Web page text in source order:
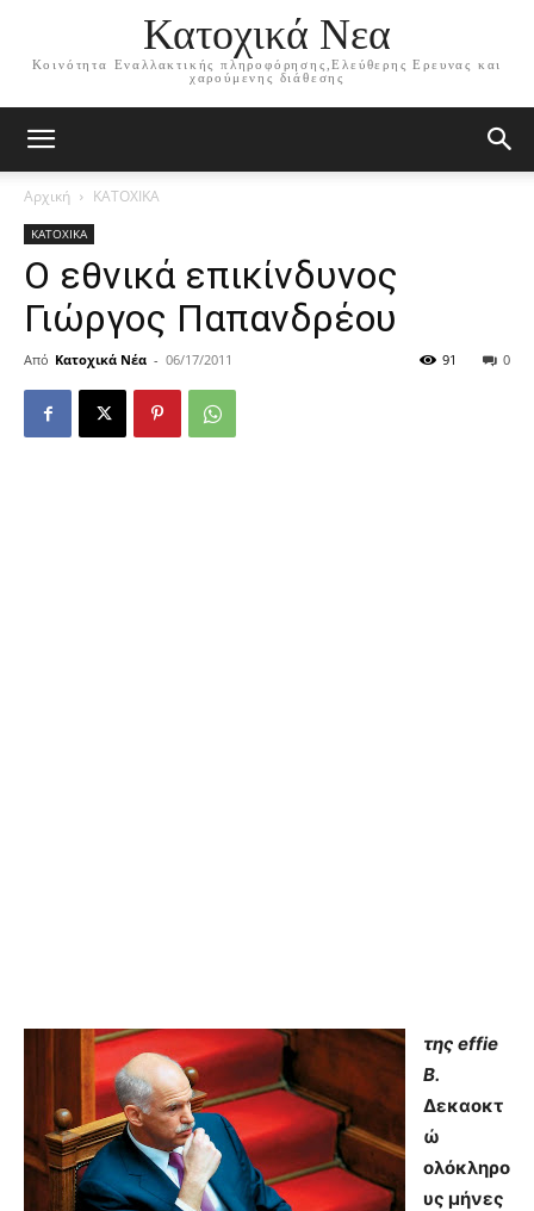
Κατοχικά Νεα
Κοινότητα Εναλλακτικής πληροφόρησης,Ελεύθερης Ερευνας και
χαρούμενης διάθεσης
Αρχική ΚΑΤΟΧΙΚΑ
ΚΑΤΟΧΙΚΑ
Ο εθνικά επικίνδυνος
Γιώργος Παπανδρέου
Από Κατοχικά Νέα - 06/17/2011 0
91
της effie
B.
Δεκαοκτ
ώ
ολόκληρο
υς μήνες